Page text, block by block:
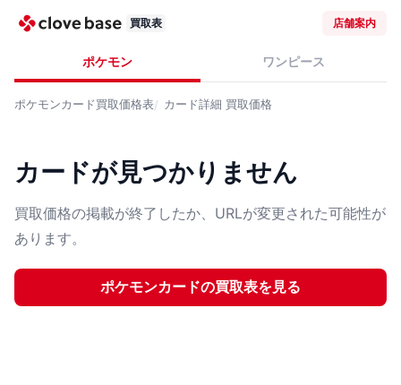
買取表 店舗案内
ポケモン ワンピース
ポケモンカード買取価格表 カード詳細 買取価格
カードが見つかりません
買取価格の掲載が終了したか、URLが変更された可能性が
あります。
ポケモンカードの買取表を見る